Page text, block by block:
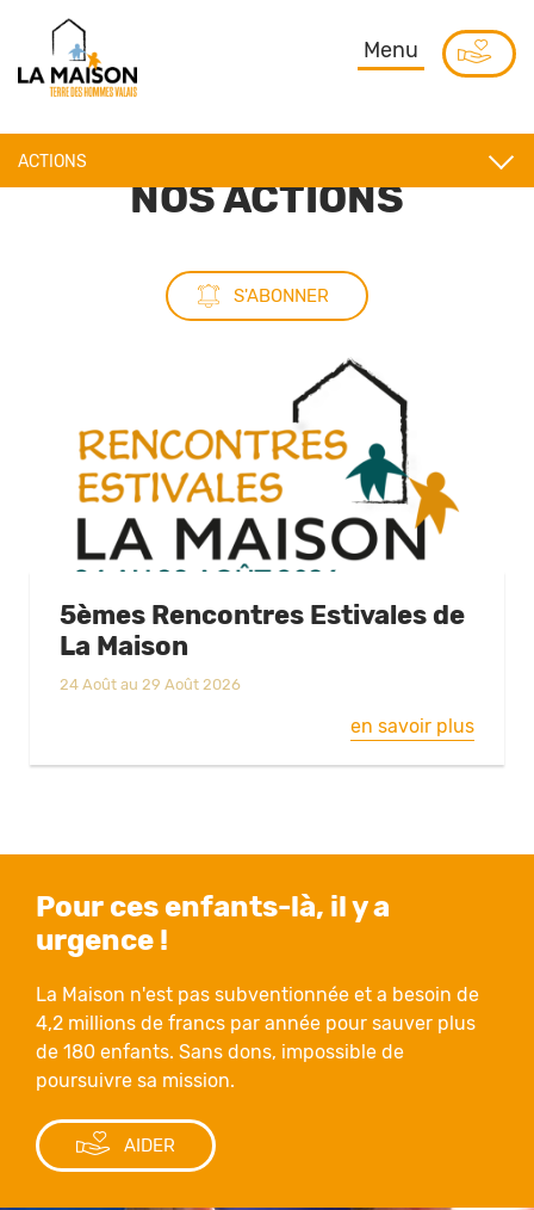
Menu
ACTIONS
LA MAISON DANS LES MÉDIAS
NOS ACTIONS
S'ABONNER
5èmes Rencontres Estivales de
La Maison
24 Août au 29 Août 2026
en savoir plus
Pour ces enfants-là, il y a
urgence !
La Maison n'est pas subventionnée et a besoin de
4,2 millions de francs par année pour sauver plus
de 180 enfants. Sans dons, impossible de
poursuivre sa mission.
AIDER